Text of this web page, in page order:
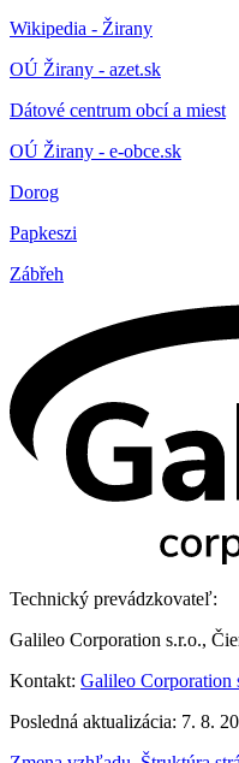
Wikipedia - Žirany
OÚ Žirany - azet.sk
Dátové centrum obcí a miest
OÚ Žirany - e-obce.sk
Dorog
Papkeszi
Zábřeh
Technický prevádzkovateľ:
Galileo Corporation s.r.o.,
Kontakt: Galileo Corporation
Posledná aktualizácia: 7. 8.